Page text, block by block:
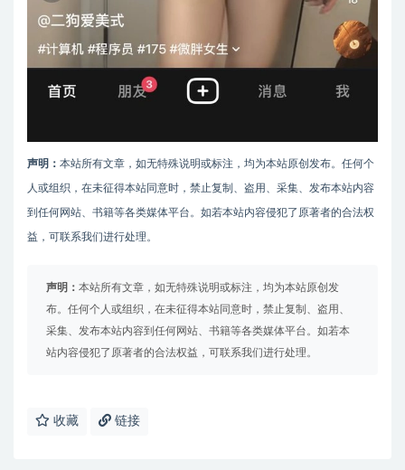
声明： 本站所有文章，如无特殊说明或标注，均为本站原创发布。任何个
人或组织，在未征得本站同意时，禁止复制、盗用、采集、发布本站内容
到任何网站、书籍等各类媒体平台。如若本站内容侵犯了原著者的合法权
益，可联系我们进行处理。
声明： 本站所有文章，如无特殊说明或标注，均为本站原创发
布。任何个人或组织，在未征得本站同意时，禁止复制、盗用、
采集、发布本站内容到任何网站、书籍等各类媒体平台。如若本
站内容侵犯了原著者的合法权益，可联系我们进行处理。
收藏 链接